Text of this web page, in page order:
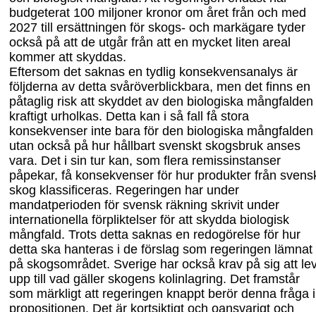
budgeterat 100 miljoner kronor om året från och med
2027 till ersättningen för skogs- och markägare tyder
också på att de utgår från att en mycket liten areal
kommer att skyddas.
Eftersom det saknas en tydlig konsekvensanalys är
följderna av detta svåröverblickbara, men det finns en
påtaglig risk att skyddet av den biologiska mångfalden
kraftigt urholkas. Detta kan i så fall få stora
konsekvenser inte bara för den biologiska mångfalden
utan också på hur hållbart svenskt skogsbruk anses
vara. Det i sin tur kan, som flera remissinstanser
påpekar, få konsekvenser för hur produkter från
skog klassificeras. Regeringen har under
mandatperioden för svensk räkning skrivit under
internationella förpliktelser för att skydda biologisk
mångfald. Trots detta saknas en redogörelse för hur
detta ska hanteras i de förslag som regeringen lämnat
på skogsområdet. Sverige har också krav på sig att
upp till vad gäller skogens kolinlagring. Det framstår
som märkligt att regeringen knappt berör denna fråga i
propositionen. Det är kortsiktigt och oansvarigt och